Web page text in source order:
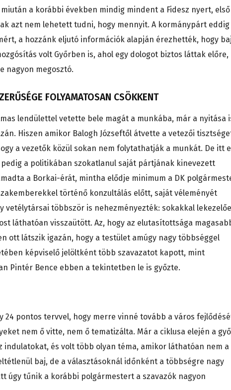
a korábbi években mindig mindent a Fidesz nyert, első
azt nem lehetett tudni, hogy mennyit. A kormánypárt eddig
a hozzánk eljutó információk alapján érezhették, hogy
volt Győrben is, ahol egy dologot biztos láttak előre,
nagyon megosztó.
FOLYAMATOSAN CSÖKKENT
lendülettel vetette bele magát a munkába, már a nyitása
Hiszen amikor Balogh Józseftől átvette a vetezői
a vezetők közül sokan nem folytathatják a munkát. De itt
pedig a politikában szokatlanul saját pártjának kinevezett
a Borkai-érát, mintha elődje minimum a DK
történő konzultálás előtt, saját véleményét
vetélytársai többször is nehezményezték: sokakkal
láthatóan visszaütött. Az, hogy az elutasítottsága
ott látszik igazán, hogy a testület amúgy nagy többséggel
képviselő jelöltként több szavazatot kapott, mint
Pintér Bence ebben a tekintetben le is győzte.
24 pontos tervvel, hogy merre vinné tovább a város
nem ő vitte, nem ő tematizálta. Már a ciklusa elején a
és volt több olyan téma, amikor láthatóan nem a
baj, de a választásoknál időnként a többségre nagy
úgy tűnik a korábbi polgármestert a szavazók nagyon